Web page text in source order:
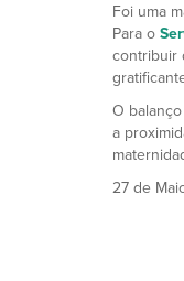
Foi uma
Para o
contribuir
O
a
27 de